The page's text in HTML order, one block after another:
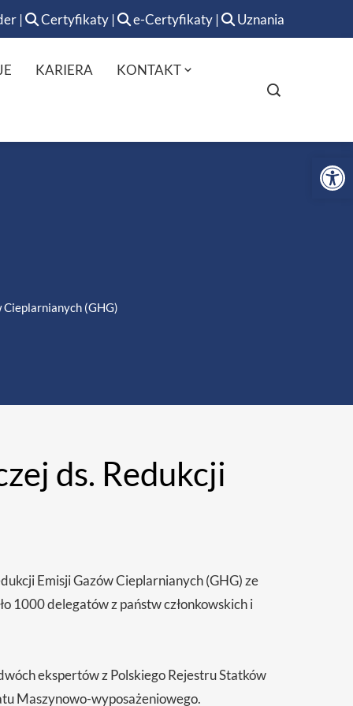
| Certyfikaty | e-Certyfikaty | Uznania
KARIERA KONTAKT
Cieplarnianych (GHG)
ds. Redukcji
Emisji Gazów Cieplarnianych (GHG) ze
1000 delegatów z państw członkowskich i
ekspertów z Polskiego Rejestru Statków
Maszynowo-wyposażeniowego.